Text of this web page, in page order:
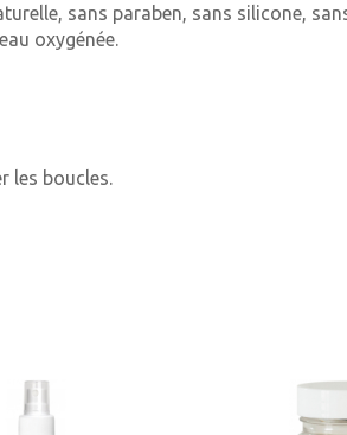
sans paraben, sans silicone,
oxygénée.
les boucles.